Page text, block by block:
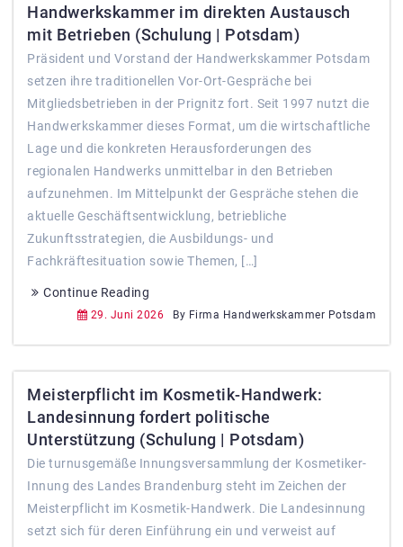
Handwerkskammer im direkten Austausch
mit Betrieben (Schulung | Potsdam)
Präsident und Vorstand der Handwerkskammer Potsdam
setzen ihre traditionellen Vor-Ort-Gespräche bei
Mitgliedsbetrieben in der Prignitz fort. Seit 1997 nutzt die
Handwerkskammer dieses Format, um die wirtschaftliche
Lage und die konkreten Herausforderungen des
regionalen Handwerks unmittelbar in den Betrieben
aufzunehmen. Im Mittelpunkt der Gespräche stehen die
aktuelle Geschäftsentwicklung, betriebliche
Zukunftsstrategien, die Ausbildungs- und
Fachkräftesituation sowie Themen, […]
Continue Reading
29. Juni 2026 By Firma Handwerkskammer Potsdam
Meisterpflicht im Kosmetik-Handwerk:
Landesinnung fordert politische
Unterstützung (Schulung | Potsdam)
Die turnusgemäße Innungsversammlung der Kosmetiker-
Innung des Landes Brandenburg steht im Zeichen der
Meisterpflicht im Kosmetik-Handwerk. Die Landesinnung
setzt sich für deren Einführung ein und verweist auf